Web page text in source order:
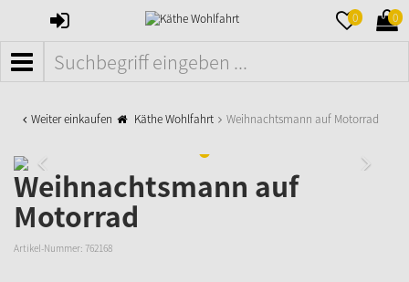
ANMELDEN 0 0
MENÜ
Weiter einkaufen Käthe Wohlfahrt Weihnachtsmann auf Motorrad
Weihnachtsmann auf
Motorrad
Artikel-Nummer: 762168